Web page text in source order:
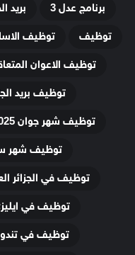
برنامج عدل 3
بريد
توظيف
توظيف
توظيف الاعوان
توظيف بريد
توظيف شهر جوان 2025
توظيف شهر
توظيف في الجزائر
توظيف في
توظيف في